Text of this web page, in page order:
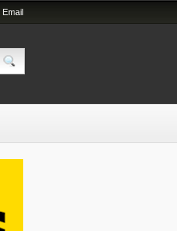
Email